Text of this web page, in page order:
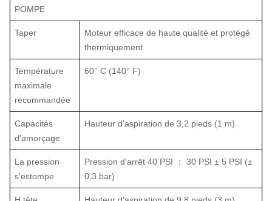
POMPE
Taper
Moteur efficace de haute qualité et protégé
thermiquement
Température
maximale
recommandée
60° C (140° F)
Capacités
d'amorçage
Hauteur d'aspiration de 3,2 pieds (1 m)
La pression
s'estompe
Pression d'arrêt 40 PSI ： 30 PSI ± 5 PSI (±
0,3 bar)